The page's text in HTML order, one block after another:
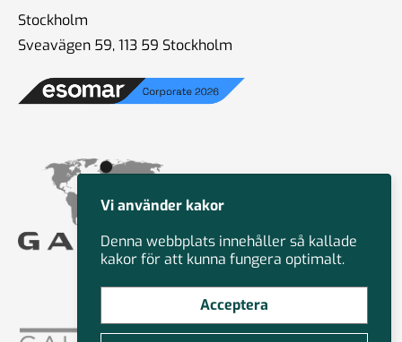
Stockholm
Sveavägen 59, 113 59 Stockholm
Vi använder kakor
Denna webbplats innehåller så kallade
kakor för att kunna fungera optimalt.
Acceptera